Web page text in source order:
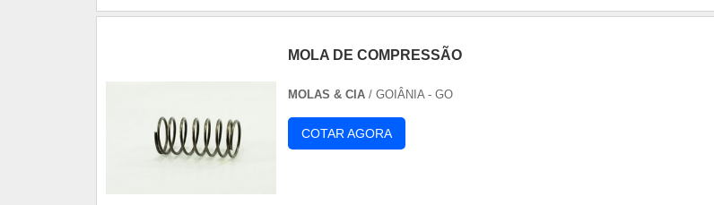
MOLA DE COMPRESSÃO
MOLAS & CIA / GOIÂNIA - GO
COTAR AGORA